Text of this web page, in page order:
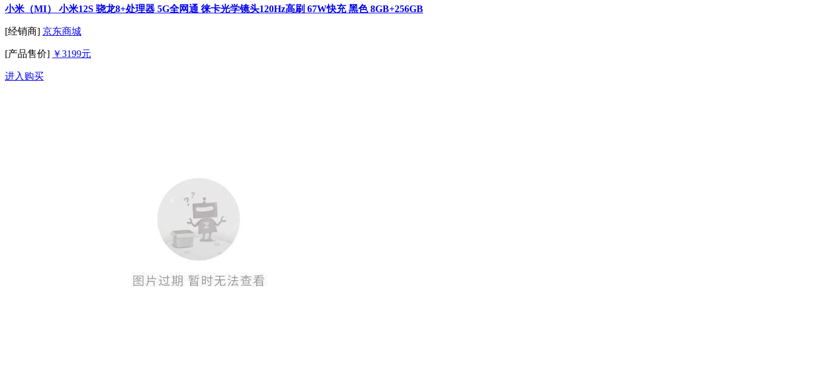
小米（MI） 小米12S 骁龙8+处理器 5G全网通 徕卡光学镜头120Hz高刷 67W快充 黑色 8GB+256GB
[经销商] 京东商城
[产品售价] ￥3199元
进入购买